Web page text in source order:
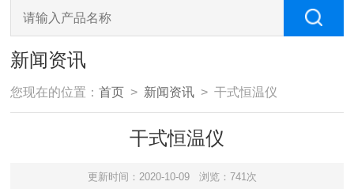
新闻资讯
您现在的位置：首页 > 新闻资讯 > 干式恒温仪
干式恒温仪
更新时间：2020-10-09 浏览：741次